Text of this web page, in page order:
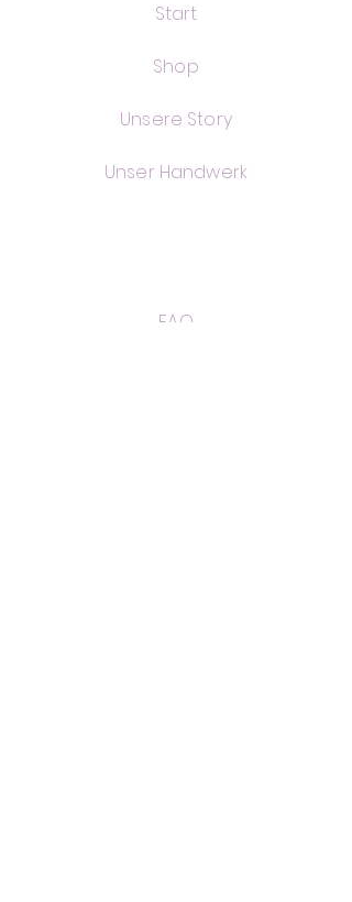
Start
Shop
Unsere Story
Unser Handwerk
FAQ